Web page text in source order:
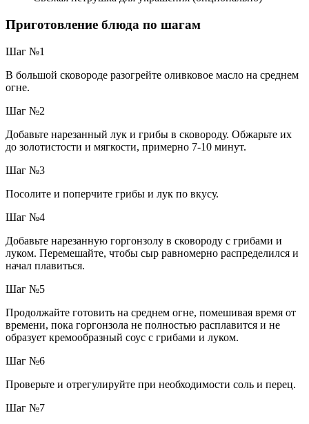
Приготовление блюда по шагам
Шаг №1
В большой сковороде разогрейте оливковое масло на среднем
огне.
Шаг №2
Добавьте нарезанный лук и грибы в сковороду. Обжарьте их
до золотистости и мягкости, примерно 7-10 минут.
Шаг №3
Посолите и поперчите грибы и лук по вкусу.
Шаг №4
Добавьте нарезанную горгонзолу в сковороду с грибами и
луком. Перемешайте, чтобы сыр равномерно распределился и
начал плавиться.
Шаг №5
Продолжайте готовить на среднем огне, помешивая время от
времени, пока горгонзола не полностью расплавится и не
образует кремообразный соус с грибами и луком.
Шаг №6
Проверьте и отрегулируйте при необходимости соль и перец.
Шаг №7